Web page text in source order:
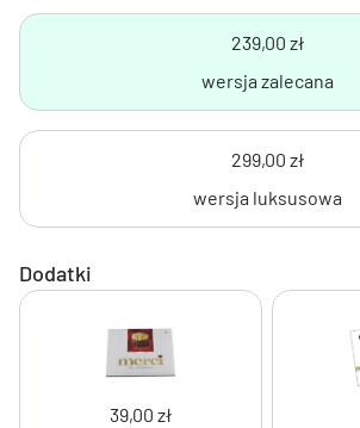
239,00 zł
wersja zalecana
299,00 zł
wersja luksusowa
Dodatki
39,00 zł